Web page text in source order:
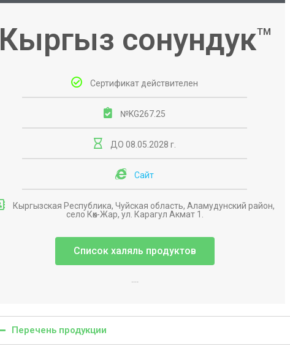
Кыргыз сонундукТМ
Сертификат действителен
№KG267.25
ДО 08.05.2028 г.
Сайт
Кыргызская Республика, Чуйская область, Аламудунский район,
село Көк-Жар, ул. Карагул Акмат 1.
Список халяль продуктов
....
Перечень продукции